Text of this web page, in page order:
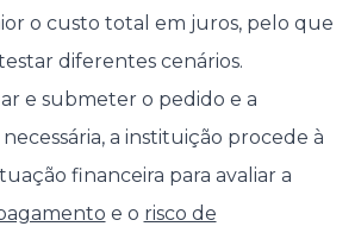
o custo total em juros, pelo que
diferentes cenários.
e submeter o pedido e a
a instituição procede à
financeira para avaliar a
e o risco de